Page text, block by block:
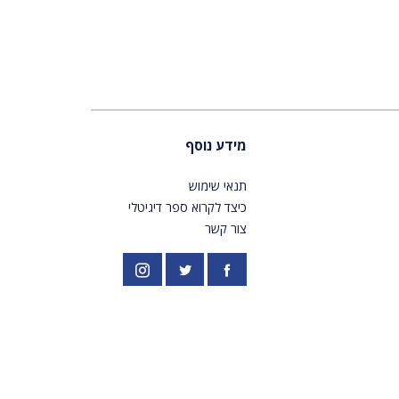
מידע נוסף
תנאי שימוש
כיצד לקרוא ספר דיגיטלי
צור קשר
פייסבוק PardesPublish
אינסטגרם